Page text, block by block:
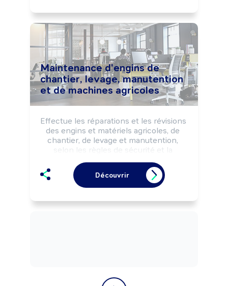
Maintenance d'engins de
chantier, levage, manutention
et de machines agricoles
Effectue les réparations et les révisions
des engins et matériels agricoles, de
chantier, de levage et manutention,
selon les règles de sécurité et la
Peut effectuer des dépannages sur site
(terrains agricoles, chantiers, ...).
Découvrir